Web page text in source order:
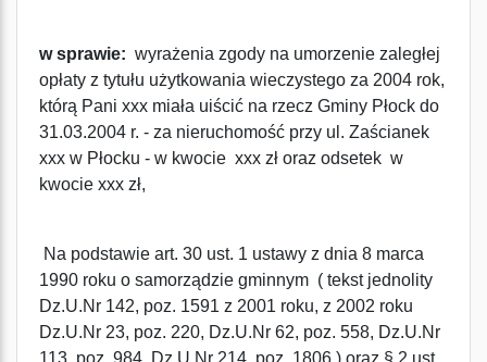
w sprawie: wyrażenia zgody na umorzenie zaległej
opłaty z tytułu użytkowania wieczystego za 2004 rok,
którą Pani xxx miała uiścić na rzecz Gminy Płock do
31.03.2004 r. - za nieruchomość przy ul. Zaścianek
xxx w Płocku - w kwocie xxx zł oraz odsetek w
kwocie xxx zł,
Na podstawie art. 30 ust. 1 ustawy z dnia 8 marca
1990 roku o samorządzie gminnym ( tekst jednolity
Dz.U.Nr 142, poz. 1591 z 2001 roku, z 2002 roku
Dz.U.Nr 23, poz. 220, Dz.U.Nr 62, poz. 558, Dz.U.Nr
113, poz. 984, Dz.U.Nr 214, poz. 1806 ) oraz § 2 ust.